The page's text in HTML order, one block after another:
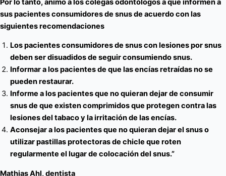
Por lo tanto, animo a los colegas odontólogos a que informen a
sus pacientes consumidores de snus de acuerdo con las
siguientes recomendaciones
Los pacientes consumidores de snus con lesiones por snus
deben ser disuadidos de seguir consumiendo snus.
Informar a los pacientes de que las encías retraídas no se
pueden restaurar.
Informe a los pacientes que no quieran dejar de consumir
snus de que existen comprimidos que protegen contra las
lesiones del tabaco y la irritación de las encías.
Aconsejar a los pacientes que no quieran dejar el snus o
utilizar pastillas protectoras de chicle que roten
regularmente el lugar de colocación del snus.”
Mathias Ahl, dentista